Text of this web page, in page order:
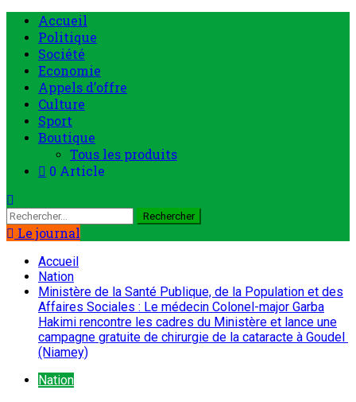
Menu
principal
Accueil
Politique
Société
Economie
Appels d’offre
Culture
Sport
Boutique
Tous les produits
0 Article
Rechercher :
Le journal
Accueil
Nation
Ministère de la Santé Publique, de la Population et des
Affaires Sociales : Le médecin Colonel-major Garba
Hakimi rencontre les cadres du Ministère et lance une
campagne gratuite de chirurgie de la cataracte à Goudel
(Niamey)
Nation